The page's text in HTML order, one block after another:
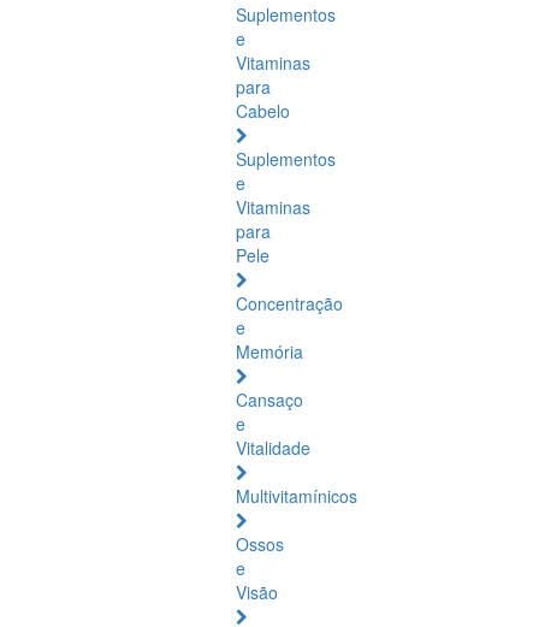
Suplementos
e
Vitaminas
para
Cabelo
Suplementos
e
Vitaminas
para
Pele
Concentração
e
Memória
Cansaço
e
Vitalidade
Multivitamínicos
Ossos
e
Visão